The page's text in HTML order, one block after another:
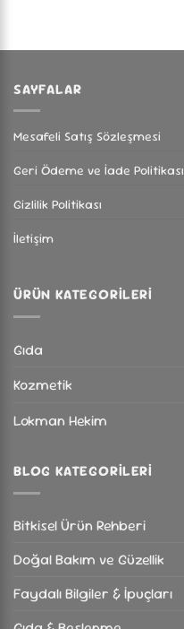
SAYFALAR
Mesafeli Satış Sözleşmesi
Geri Ödeme ve İade Politikası
Gizlilik Politikası
İletişim
ÜRÜN KATEGORILERI
Gıda
Kozmetik
Lokman Hekim
BLOG KATEGORILERI
Bitkisel Ürün Rehberi
Doğal Bakım ve Güzellik
Faydalı Bilgiler & İpuçları